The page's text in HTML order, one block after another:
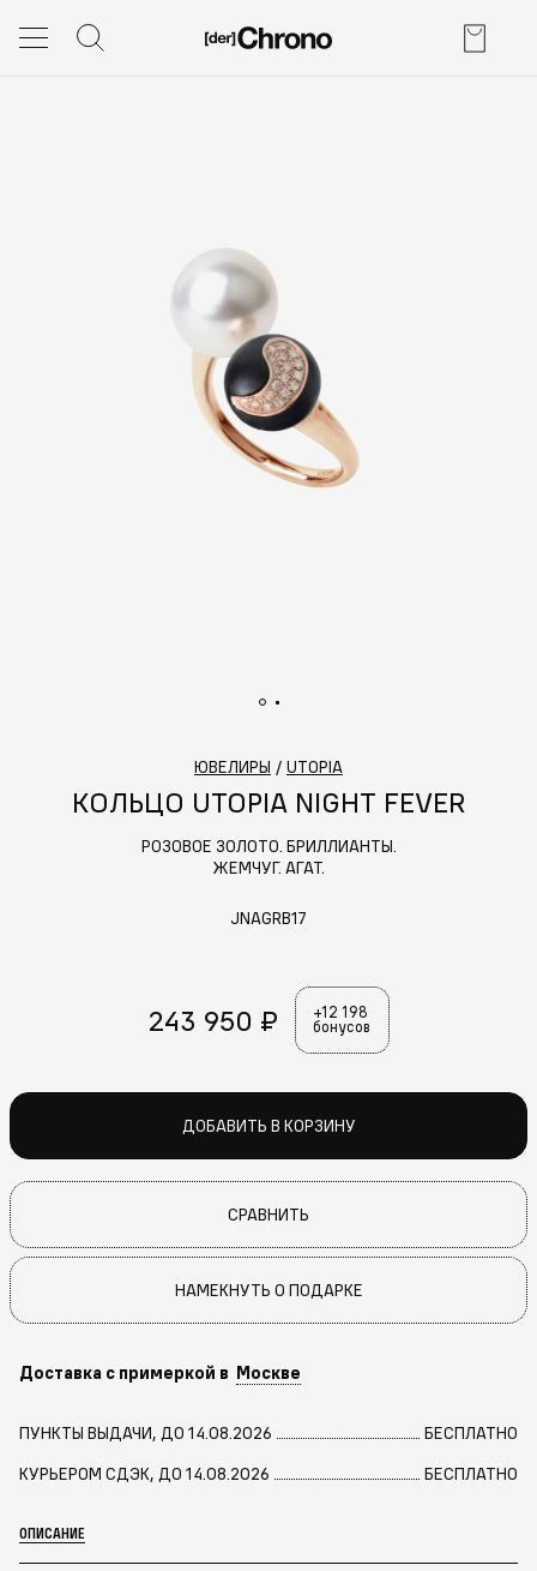
ЮВЕЛИРЫ / UTOPIA
КОЛЬЦО UTOPIA NIGHT FEVER
РОЗОВОЕ ЗОЛОТО. БРИЛЛИАНТЫ.
ЖЕМЧУГ. АГАТ.
JNAGRB17
243 950 ₽
+12 198
бонусов
ДОБАВИТЬ В КОРЗИНУ
СРАВНИТЬ
НАМЕКНУТЬ О ПОДАРКЕ
Доставка с примеркой в Москве
ПУНКТЫ ВЫДАЧИ, ДО 14.08.2026
БЕСПЛАТНО
КУРЬЕРОМ СДЭК, ДО 14.08.2026
БЕСПЛАТНО
ОПИСАНИЕ